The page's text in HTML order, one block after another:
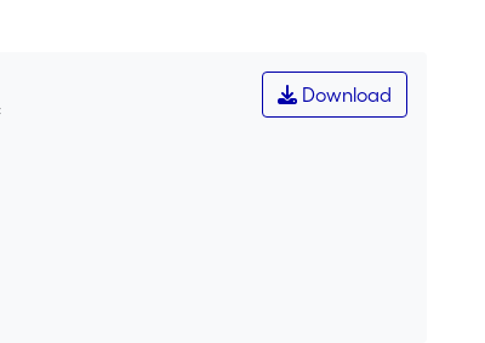
Download